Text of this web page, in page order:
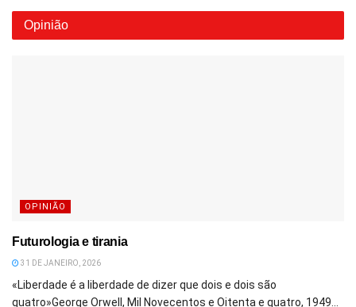
Opinião
OPINIÃO
Futurologia e tirania
31 DE JANEIRO, 2026
«Liberdade é a liberdade de dizer que dois e dois são
quatro»George Orwell, Mil Novecentos e Oitenta e quatro, 1949...